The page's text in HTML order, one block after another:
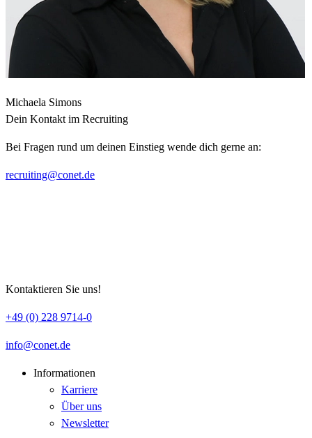
Michaela Simons
Dein Kontakt im Recruiting
Bei Fragen rund um deinen Einstieg wende dich gerne an:
recruiting conet de
Kontaktieren Sie uns!
+49 (0) 228 9714-0
info conet de
Informationen
Karriere
Über uns
Newsletter